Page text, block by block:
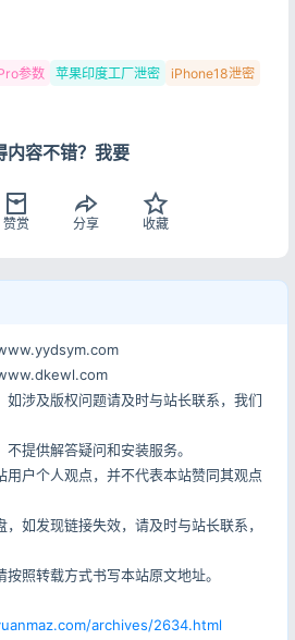
参数 苹果印度工厂泄密 iPhone18泄密
内容不错？我要
赞赏 分享 收藏
涉及版权问题请及时与站长联系，我们
提供解答疑问和安装服务。
户个人观点，并不代表本站赞同其观点
如发现链接失效，请及时与站长联系，
照转载方式书写本站原文地址。
archives/2634.html